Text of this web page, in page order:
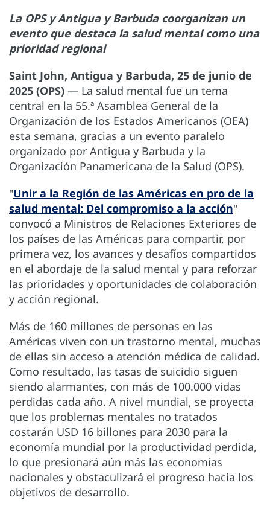
La OPS y Antigua y Barbuda coorganizan un
evento que destaca la salud mental como una
prioridad regional
Saint John, Antigua y Barbuda, 25 de junio de
2025 (OPS) — La salud mental fue un tema
central en la 55.ª Asamblea General de la
Organización de los Estados Americanos (OEA)
esta semana, gracias a un evento paralelo
organizado por Antigua y Barbuda y la
Organización Panamericana de la Salud (OPS).
"Unir a la Región de las Américas en pro de la
salud mental: Del compromiso a la acción"
convocó a Ministros de Relaciones Exteriores de
los países de las Américas para compartir, por
primera vez, los avances y desafíos compartidos
en el abordaje de la salud mental y para reforzar
las prioridades y oportunidades de colaboración
y acción regional.
Más de 160 millones de personas en las
Américas viven con un trastorno mental, muchas
de ellas sin acceso a atención médica de calidad.
Como resultado, las tasas de suicidio siguen
siendo alarmantes, con más de 100.000 vidas
perdidas cada año. A nivel mundial, se proyecta
que los problemas mentales no tratados
costarán USD 16 billones para 2030 para la
economía mundial por la productividad perdida,
lo que presionará aún más las economías
nacionales y obstaculizará el progreso hacia los
objetivos de desarrollo.